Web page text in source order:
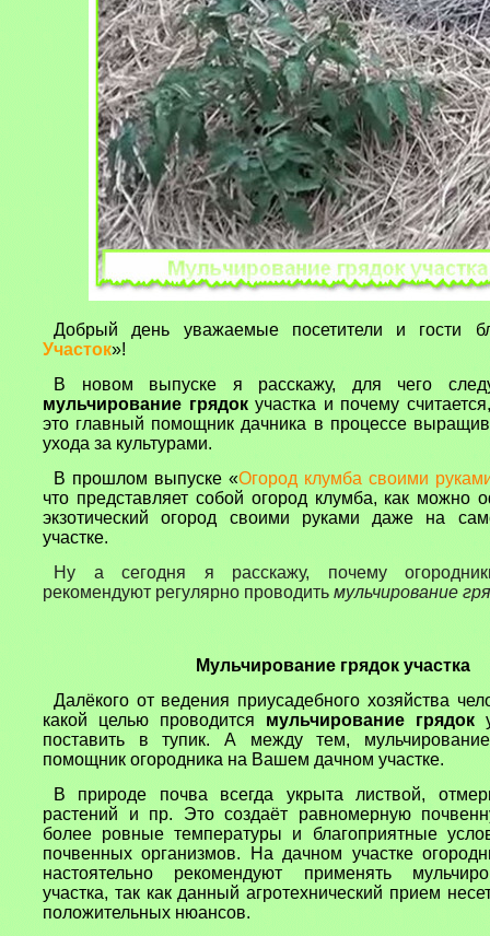
Добрый день уважаемые посетители и гости
Участок»!
В новом выпуске я расскажу, для чего
мульчирование грядок участка и почему
это главный помощник дачника в процессе
ухода за культурами.
В прошлом выпуске «Огород клумба своими
что представляет собой огород клумба, как можно
экзотический огород своими руками даже на
участке.
Ну а сегодня я расскажу, почему
рекомендуют регулярно проводить мульчирование
Мульчирование грядок участка
Далёкого от ведения приусадебного хозяйства
какой целью проводится мульчирование грядок
поставить в тупик. А между тем,
помощник огородника на Вашем дачном участке.
В природе почва всегда укрыта листвой,
растений и пр. Это создаёт равномерную
более ровные температуры и благоприятные
почвенных организмов. На дачном участке
настоятельно рекомендуют применять
участка, так как данный агротехнический прием
положительных нюансов.